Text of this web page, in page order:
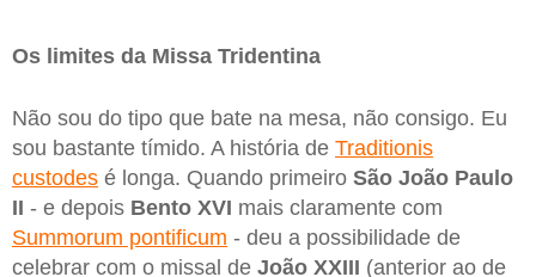
Os limites da Missa Tridentina
Não sou do tipo que bate na mesa, não consigo. Eu
sou bastante tímido. A história de Traditionis
custodes é longa. Quando primeiro São João Paulo
II - e depois Bento XVI mais claramente com
Summorum pontificum - deu a possibilidade de
celebrar com o missal de João XXIII (anterior ao de